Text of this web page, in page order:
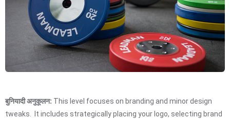
बुनियादी अनुकूलन: This level focuses on branding and minor design
tweaks. It includes strategically placing your logo, selecting brand